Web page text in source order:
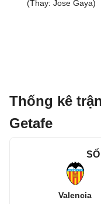
(Thay: Jose Gaya)
Thống kê
Getafe
Valencia